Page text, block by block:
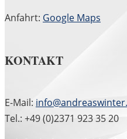
Anfahrt: Google Maps
KONTAKT
E-Mail:
Tel.: +49 (0)2371 923 35 20